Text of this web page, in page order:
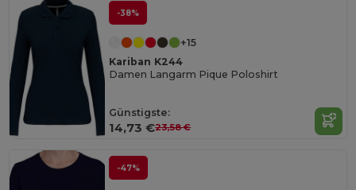
-38%
+15
Kariban K244
Damen Langarm Pique Poloshirt
Günstigste:
14,73 €23,58 €
-47%